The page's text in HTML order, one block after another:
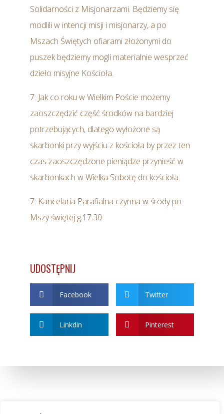
Solidarności z Misjonarzami. Będziemy się
modlili w intencji misji i misjonarzy, a po
Mszach Świętych ofiarami złożonymi do
puszek będziemy mogli materialnie wesprzeć
dzieło misyjne Kościoła.
7. Jak co roku w Wielkim Poście możemy
zaoszczędzić część środków na bardziej
potrzebujących, dlatego wyłożone są
skarbonki przy wyjściu z kościoła by przez ten
czas zaoszczędzone pieniądze przynieść w
skarbonkach w Wielka Sobotę do kościoła.
7. Kancelaria Parafialna czynna w środy po
Mszy świętej g.17.30
UDOSTĘPNIJ
Facebook Twitter
Linkdin Pinterest